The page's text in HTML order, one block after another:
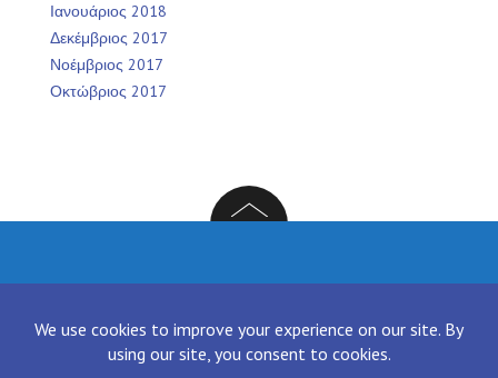
Ιανουάριος 2018
Δεκέμβριος 2017
Νοέμβριος 2017
Οκτώβριος 2017